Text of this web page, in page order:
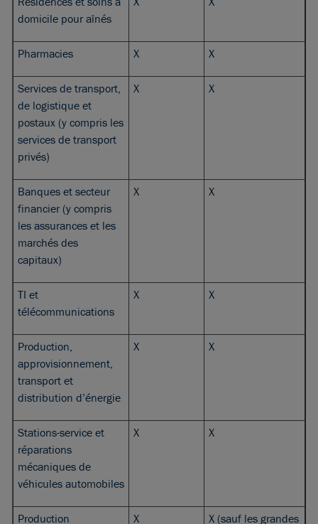
domicile pour aînés
Pharmacies X X
Services de transport,
de logistique et
postaux (y compris les
services de transport
privés)
X X
Banques et secteur
financier (y compris
les assurances et les
marchés des
capitaux)
X X
TI et
télécommunications
X X
Production,
approvisionnement,
transport et
distribution d’énergie
X X
Stations-service et
réparations
mécaniques de
véhicules automobiles
X X
Production X X (sauf les grandes